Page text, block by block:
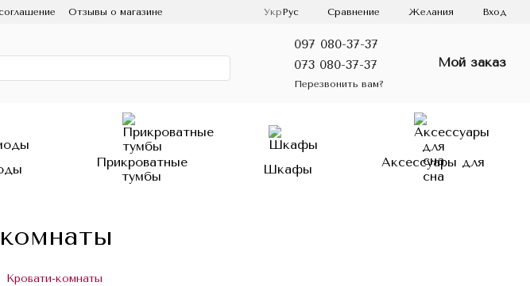
Отзывы о магазине УкрРус Сравнение Желания Вход
097 080-37-37
073 080-37-37
Перезвонить вам?
Мой заказ
Прикроватные
тумбы
Шкафы
Аксессуары для
сна
Кровати-комнаты